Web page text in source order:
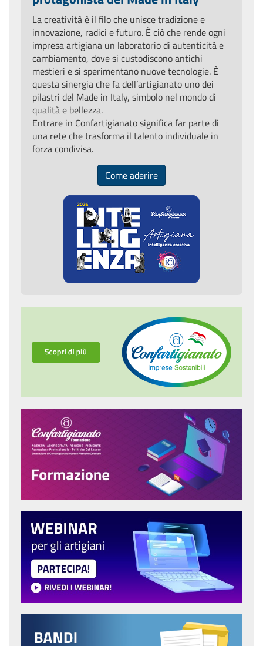
La creatività è il filo che unisce tradizione e
innovazione, radici e futuro. È ciò che rende ogni
impresa artigiana un laboratorio di autenticità e
cambiamento, dove si custodiscono antichi
mestieri e si sperimentano nuove tecnologie. È
questa sinergia che fa dell’artigianato uno dei
pilastri del Made in Italy, simbolo nel mondo di
qualità e bellezza.
Entrare in Confartigianato significa far parte di
una rete che trasforma il talento individuale in
forza condivisa.
Come aderire